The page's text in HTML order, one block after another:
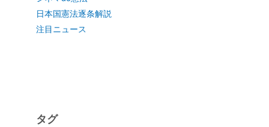
日本国憲法逐条解説
注目ニュース
タグ